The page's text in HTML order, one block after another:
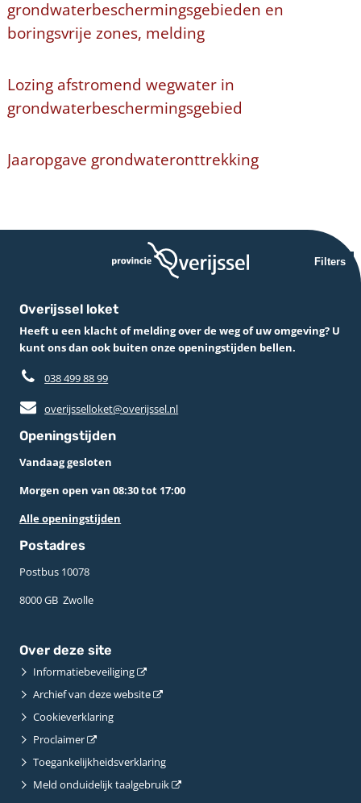
grondwaterbeschermingsgebieden en
boringsvrije zones, melding
Lozing afstromend wegwater in
grondwaterbeschermingsgebied
Jaaropgave grondwateronttrekking
Filters
Overijssel loket
Heeft u een klacht of melding over de weg of uw omgeving? U
kunt ons dan ook buiten onze openingstijden bellen.
038 499 88 99
overijsselloket@overijssel.nl
Openingstijden
Vandaag gesloten
Morgen open van 08:30 tot 17:00
Alle openingstijden
Postadres
Postbus 10078 ­
8000 GB ­ Zwolle
Over deze site
Informatiebeveiliging
Archief van deze website
Cookieverklaring
Proclaimer
Toegankelijkheidsverklaring
Meld onduidelijk taalgebruik